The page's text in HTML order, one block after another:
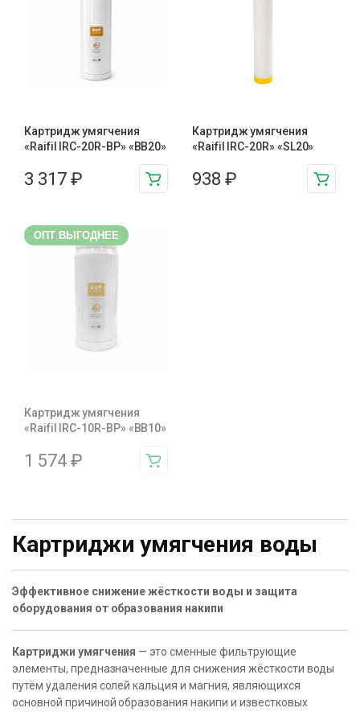
Картридж умягчения
«Raifil IRC-20R-BP» «BB20»
3 317 ₽
Картридж умягчения
«Raifil IRC-20R» «SL20»
938 ₽
ОПТ ВЫГОДНЕЕ
Картридж умягчения
«Raifil IRC-10R-BP» «BB10»
1 574 ₽
Картриджи умягчения воды
Эффективное снижение жёсткости воды и защита
оборудования от образования накипи
Картриджи умягчения — это сменные фильтрующие
элементы, предназначенные для снижения жёсткости воды
путём удаления солей кальция и магния, являющихся
основной причиной образования накипи и известковых